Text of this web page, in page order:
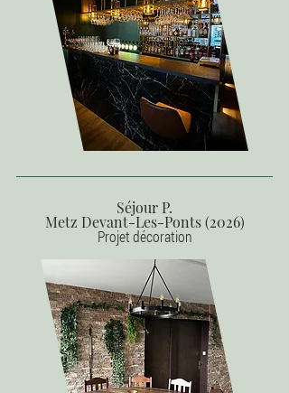
Séjour P.
Metz Devant-Les-Ponts (2026)
Projet décoration